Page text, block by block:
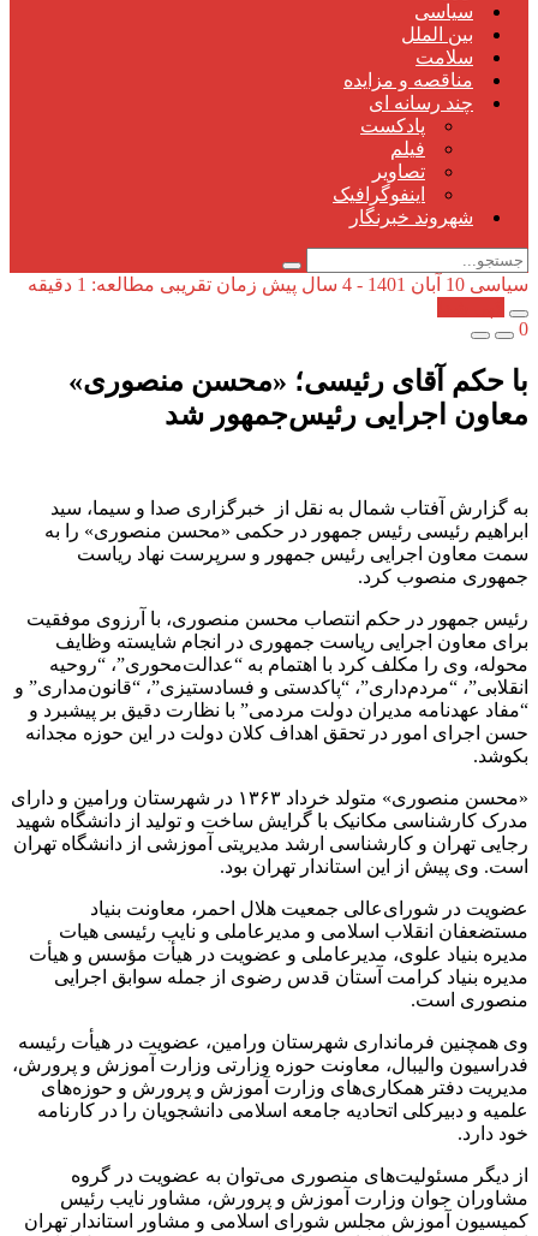
سیاسی
بین الملل
سلامت
مناقصه و مزایده
چند رسانه ای
پادکست
فیلم
تصاویر
اینفوگرافیک
شهروند خبرنگار
سیاسی 10 آبان 1401 - 4 سال پیش
زمان تقریبی مطالعه: 1 دقیقه
0
با حکم آقای رئیسی؛ «محسن منصوری»
معاون اجرایی رئیس‌جمهور شد
به گزارش آفتاب شمال به نقل از خبرگزاری صدا و سیما، سید
ابراهیم رئیسی رئیس جمهور در حکمی «محسن منصوری» را به
سمت معاون اجرایی رئیس جمهور و سرپرست نهاد ریاست
جمهوری منصوب کرد.
رئیس جمهور در حکم انتصاب محسن منصوری، با آرزوی موفقیت
برای معاون اجرایی ریاست جمهوری در انجام شایسته وظایف
محوله، وی را مکلف کرد با اهتمام به “عدالت‌محوری”، “روحیه
انقلابی”، “مردم‌داری”، “پاکدستی و فسادستیزی”، “قانون‌مداری” و
“مفاد عهدنامه مدیران دولت مردمی” با نظارت دقیق بر پیشبرد و
حسن اجرای امور در تحقق اهداف کلان دولت در این حوزه مجدانه
بکوشد.
«محسن منصوری» متولد خرداد ۱۳۶۳ در شهرستان ورامین و دارای
مدرک کارشناسی مکانیک با گرایش ساخت و تولید از دانشگاه شهید
رجایی تهران و کارشناسی ارشد مدیریتی آموزشی از دانشگاه تهران
است. وی پیش از این استاندار تهران بود.
عضویت در شورای‌عالی جمعیت هلال احمر، معاونت بنیاد
مستضعفان انقلاب اسلامی و مدیرعاملی و نایب رئیسی هیات
مدیره بنیاد علوی، مدیرعاملی و عضویت در هیأت مؤسس و هیأت
مدیره بنیاد کرامت آستان قدس رضوی از جمله سوابق اجرایی
منصوری است.
وی همچنین فرمانداری شهرستان ورامین، عضویت در هیأت رئیسه
فدراسیون والیبال، معاونت حوزه وزارتی وزارت آموزش و پرورش،
مدیریت دفتر همکاری‌های وزارت آموزش و پرورش و حوزه‌های
علمیه و دبیرکلی اتحادیه جامعه اسلامی دانشجویان را در کارنامه
خود دارد.
از دیگر مسئولیت‌های منصوری می‌توان به عضویت در گروه
مشاوران جوان وزارت آموزش و پرورش، مشاور نایب رئیس
کمیسیون آموزش مجلس شورای اسلامی و مشاور استاندار تهران